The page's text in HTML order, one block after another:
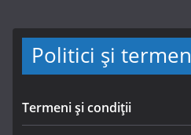
Politici și
Termeni și condiții